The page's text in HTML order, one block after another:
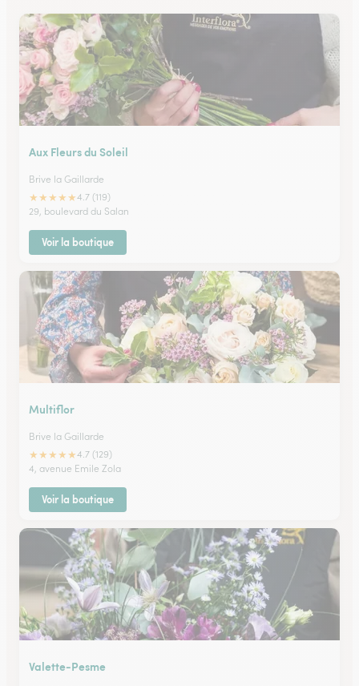
Aux Fleurs du Soleil
Brive la Gaillarde
★★★★★4.7 (119)
29, boulevard du Salan
Voir la boutique
Multiflor
Brive la Gaillarde
★★★★★4.7 (129)
4, avenue Emile Zola
Voir la boutique
Valette-Pesme